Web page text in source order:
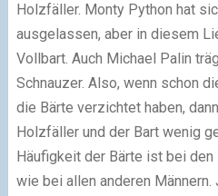
Holzfäller. Monty Python hat
ausgelassen, aber in diesem
Vollbart. Auch Michael Palin
Schnauzer. Also, wenn schon
die Bärte verzichtet haben,
Holzfäller und der Bart wenig
Häufigkeit der Bärte ist bei
wie bei allen anderen